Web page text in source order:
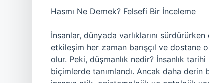
Hasmı Ne Demek? Felsefi Bir İnceleme
İnsanlar, dünyada varlıklarını
etkileşim her zaman barışçıl ve dostane
olur. Peki, düşmanlık nedir? İnsanlık
biçimlerde tanımlandı. Ancak daha derin